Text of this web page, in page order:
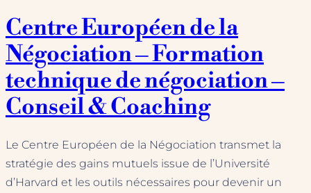
Centre Européen de la
Négociation – Formation
technique de négociation –
Conseil & Coaching
Le Centre Européen de la Négociation transmet la
stratégie des gains mutuels issue de l’Université
d’Harvard et les outils nécessaires pour devenir un